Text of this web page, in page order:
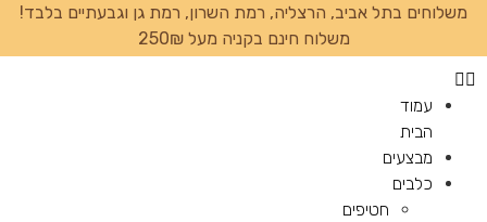
משלוחים בתל אביב, הרצליה, רמת השרון, רמת גן וגבעתיים בלבד!
משלוח חינם בקניה מעל 250₪
עמוד
הבית
מבצעים
כלבים
חטיפים